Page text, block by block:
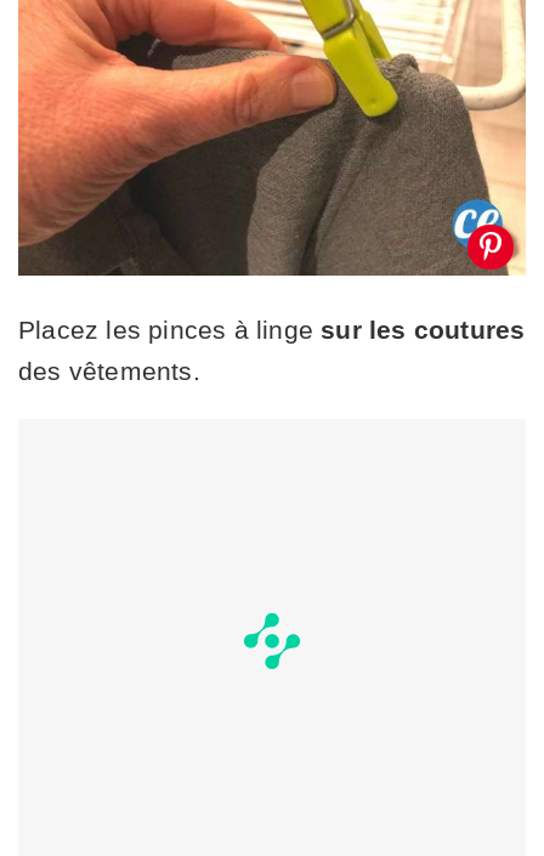
Placez les pinces à linge sur les coutures
des vêtements.